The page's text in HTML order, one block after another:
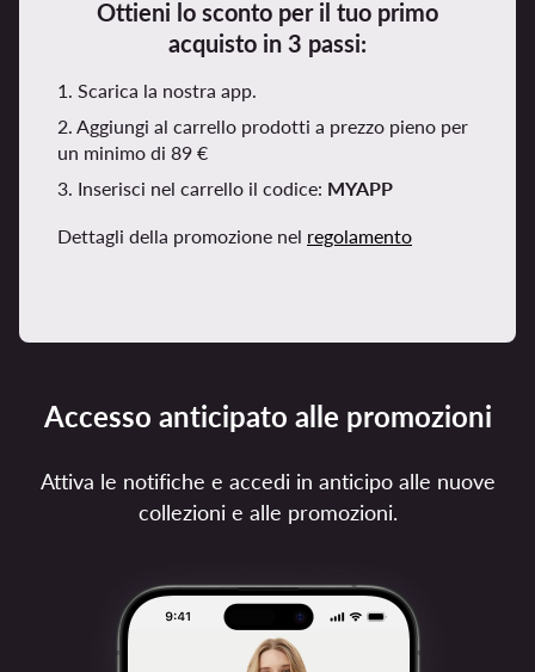
Ottieni lo sconto per il tuo primo
acquisto in 3 passi:
1. Scarica la nostra app.
2. Aggiungi al carrello prodotti a prezzo pieno per
un minimo di 89 €
3. Inserisci nel carrello il codice: MYAPP
Dettagli della promozione nel regolamento
Accesso anticipato alle promozioni
Attiva le notifiche e accedi in anticipo alle nuove
collezioni e alle promozioni.